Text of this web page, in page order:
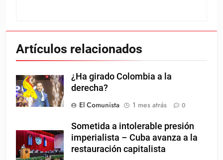
Artículos relacionados
¿Ha girado Colombia a la
derecha?
El Comunista
1 mes atrás 0
Sometida a intolerable presión
imperialista – Cuba avanza a la
restauración capitalista